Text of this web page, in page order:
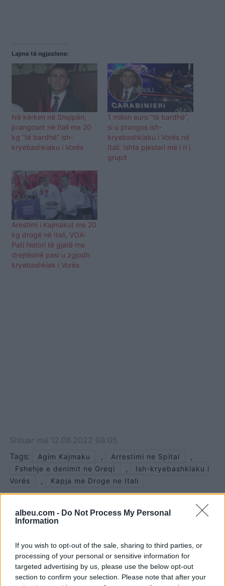
albeu.com - Do Not Process My Personal
Information
If you wish to opt-out of the sale, sharing to third parties, or
processing of your personal or sensitive information for
targeted advertising by us, please use the below opt-out
section to confirm your selection. Please note that after your
Lajme të ngjashme:
Në kërkim në Shqipëri,
prangoset në Itali me 20
kg “të bardhë” ish-
kryebashkiaku i Vorës
1 milion euro “të bardhë”,
si u prangos ish-
kryebashkiaku i Vorës në
Itali: Ishte pjestari më i ri i
grupit
Arestimi i Kajmakut me 20
kg drogë në Itali, VOA:
Pati histori të gjatë me
drejtësinë pasi u zgjodh
kryebashkiak i Vorës
Shtuar më 12.06.2022 08:05
Tags:
Agim Kajmaku , Arrestimi ne Spital ,
Fshehje e denimit ne Greqi ,
Ish-kryebashkiaku i
Vorës
, Kapja me Droge ne Itali